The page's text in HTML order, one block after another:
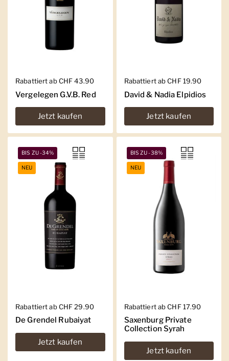
Regulärer Preis
Rabattiert ab CHF 43.90
Vergelegen G.V.B. Red
Jetzt kaufen
Regulärer Preis
Rabattiert ab CHF 19.90
David & Nadia Elpidios
Jetzt kaufen
Regulärer Preis
Rabattiert ab CHF 29.90
De Grendel Rubaiyat
Jetzt kaufen
BIS ZU -34%
NEU
Regulärer Preis
Rabattiert ab CHF 17.90
Saxenburg Private
Collection Syrah
Jetzt kaufen
BIS ZU -38%
NEU